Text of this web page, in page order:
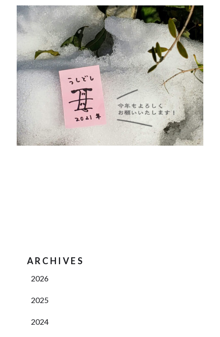
ARCHIVES
2026
2025
2024